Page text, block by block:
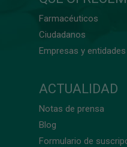
Farmacéuticos
Ciudadanos
Empresas y entidades
ACTUALIDAD
Notas de prensa
Blog
Formulario de